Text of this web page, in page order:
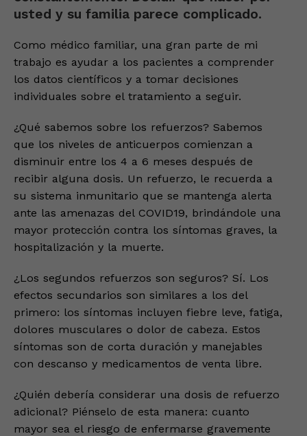
usted y su familia parece complicado.
Como médico familiar, una gran parte de mi
trabajo es ayudar a los pacientes a comprender
los datos científicos y a tomar decisiones
individuales sobre el tratamiento a seguir.
¿Qué sabemos sobre los refuerzos? Sabemos
que los niveles de anticuerpos comienzan a
disminuir entre los 4 a 6 meses después de
recibir alguna dosis. Un refuerzo, le recuerda a
su sistema inmunitario que se mantenga alerta
ante las amenazas del COVID19, brindándole una
mayor protección contra los síntomas graves, la
hospitalización y la muerte.
¿Los segundos refuerzos son seguros? Sí. Los
efectos secundarios son similares a los del
primero: los síntomas incluyen fiebre leve, fatiga,
dolores musculares o dolor de cabeza. Estos
síntomas son de corta duración y manejables
con descanso y medicamentos de venta libre.
¿Quién debería considerar una dosis de refuerzo
adicional? Piénselo de esta manera: cuanto
mayor sea el riesgo de enfermarse gravemente